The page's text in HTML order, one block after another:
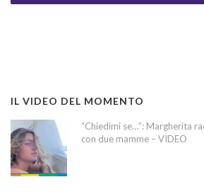
IL VIDEO DEL MOMENTO
“Chiedimi se…”: Margherita
con due mamme – VIDEO